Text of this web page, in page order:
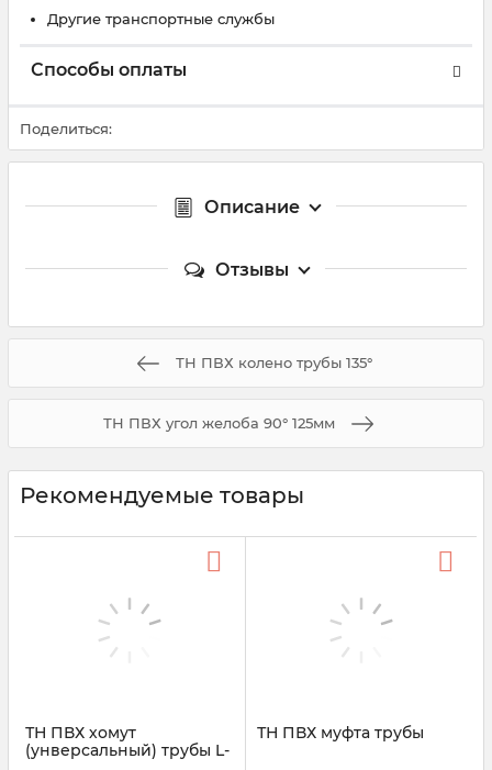
Другие транспортные службы
Способы оплаты
Поделиться:
Описание
Отзывы
ТН ПВХ колено трубы 135°
ТН ПВХ угол желоба 90° 125мм
Рекомендуемые товары
ТН ПВХ хомут
(унверсальный) трубы L-
ТН ПВХ муфта трубы